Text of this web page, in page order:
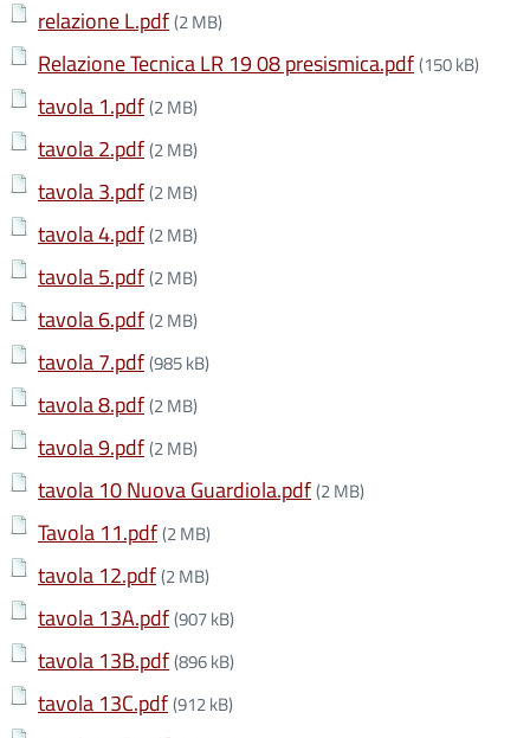
relazione L.pdf(2 MB)
Relazione Tecnica LR 19 08 presismica.pdf(150 kB)
tavola 1.pdf(2 MB)
tavola 2.pdf(2 MB)
tavola 3.pdf(2 MB)
tavola 4.pdf(2 MB)
tavola 5.pdf(2 MB)
tavola 6.pdf(2 MB)
tavola 7.pdf(985 kB)
tavola 8.pdf(2 MB)
tavola 9.pdf(2 MB)
tavola 10 Nuova Guardiola.pdf(2 MB)
Tavola 11.pdf(2 MB)
tavola 12.pdf(2 MB)
tavola 13A.pdf(907 kB)
tavola 13B.pdf(896 kB)
tavola 13C.pdf(912 kB)